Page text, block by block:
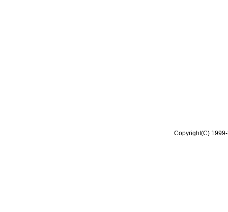
Copyright(C)